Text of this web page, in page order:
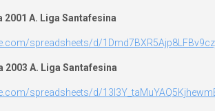
2001 A. Liga Santafesina
spreadsheets/d/
2003 A. Liga Santafesina
spreadsheets/d/